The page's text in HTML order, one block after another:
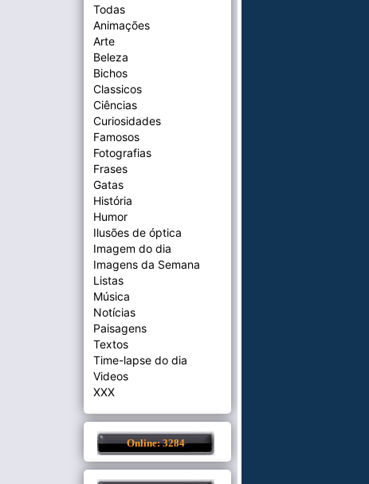
Todas
Animações
Arte
Beleza
Bichos
Classicos
Ciências
Curiosidades
Famosos
Fotografias
Frases
Gatas
História
Humor
Ilusões de óptica
Imagem do dia
Imagens da Semana
Listas
Música
Notícias
Paisagens
Textos
Time-lapse do dia
Videos
XXX
Online: 3284